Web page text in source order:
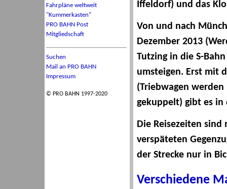
Fahrpläne weltweit
"Kummerkasten"
PRO BAHN Post
Mitgliedschaft
Suchen
Mail an PRO BAHN
Impressum
© PRO BAHN 1997-2020
Iffeldorf) und das
Von und nach
Dezember 2013
Tutzing in die S-
umsteigen. Erst mit
(Triebwagen
gekuppelt) gibt es in
Die Reisezeiten
verspäteten
der Strecke nur in
Verschiedene